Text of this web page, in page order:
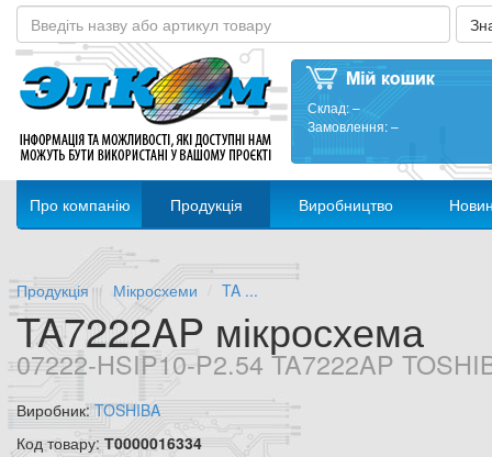
Склад:–
Замовлення:–
Про компанію Продукція Виробництво
Продукція Мікросхеми TA ...
TA7222AP мікросхема
07222-HSIP10-P2.54 TA7222AP
Виробник:TOSHIBA
Код товару: Т0000016334